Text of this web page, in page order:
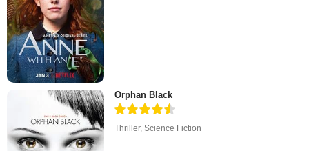
Orphan Black
Thriller,Science Fiction